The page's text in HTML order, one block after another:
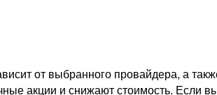
от выбранного провайдера, а
акции и снижают стоимость. Если